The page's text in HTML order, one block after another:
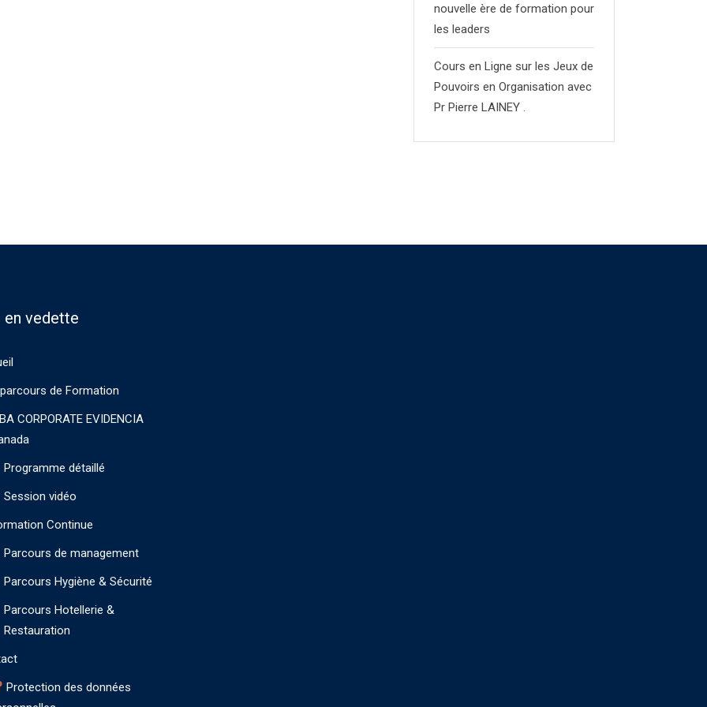
nouvelle ère de formation pour
les leaders
Cours en Ligne sur les Jeux de
Pouvoirs en Organisation avec
Pr Pierre LAINEY .
en vedette
de Formation
CORPORATE EVIDENCIA
Programme détaillé
Session vidéo
Continue
Parcours de management
Parcours Hygiène & Sécurité
Parcours Hotellerie &
Restauration
Protection des données